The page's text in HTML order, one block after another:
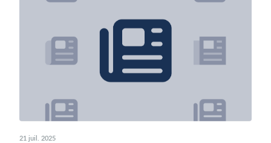
21 juil. 2025